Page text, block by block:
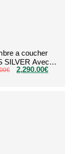
a coucher
SILVER Avec
Coffre
€ 2,290.00€